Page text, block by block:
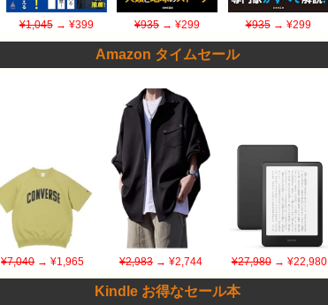
¥1,045→ ¥399 ¥935 → ¥299 ¥935→ ¥299
Amazon タイムセール
¥7,040→ ¥1,965 ¥2,983→ ¥2,744 ¥27,980→ ¥22,980
Kindle お得なセール本